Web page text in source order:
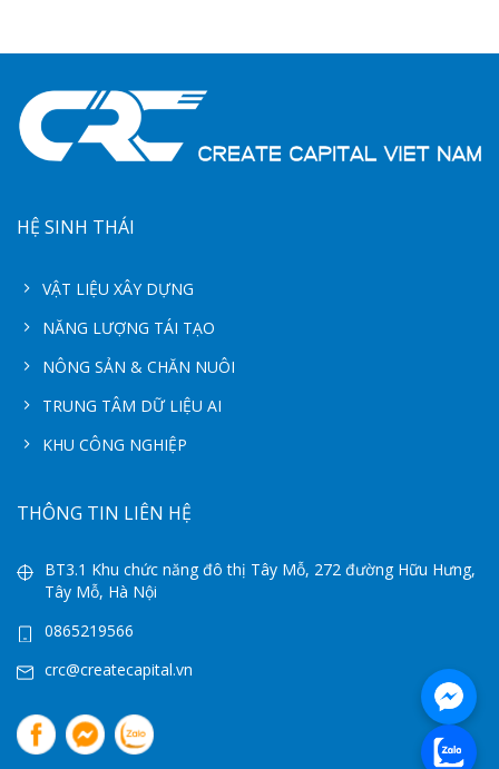
HỆ SINH THÁI
VẬT LIỆU XÂY DỰNG
NĂNG LƯỢNG TÁI TẠO
NÔNG SẢN & CHĂN NUÔI
TRUNG TÂM DỮ LIỆU AI
KHU CÔNG NGHIỆP
THÔNG TIN LIÊN HỆ
BT3.1 Khu chức năng đô thị Tây Mỗ, 272 đường Hữu Hưng,
Tây Mỗ, Hà Nội
0865219566
crc@createcapital.vn